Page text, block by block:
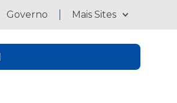
Governo Mais Sites